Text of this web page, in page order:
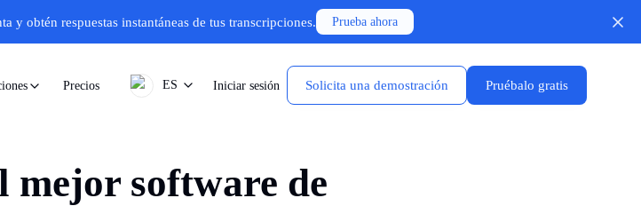
y obtén respuestas instantáneas de tus transcripciones. Prueba ahora
Precios ES Iniciar sesión Solicita una demostración Pruébalo gratis
mejor software de